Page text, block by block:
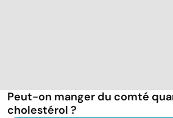
Peut-on manger du comté
cholestérol ?